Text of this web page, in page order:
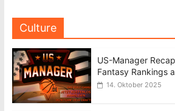
Culture
US-Manager
Fantasy Rankings
14. Oktober 2025